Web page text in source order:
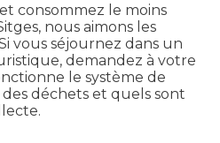
consommez le moins
nous aimons les
vous séjournez dans un
demandez à votre
le système de
déchets et quels sont